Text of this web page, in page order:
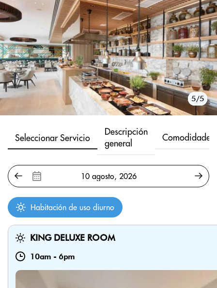
1/5
2/5
3/5
4/5
5/5
Seleccionar Servicio
Descripción
general
Comodidades
Habitación de uso diurno
KING DELUXE ROOM
10am - 6pm